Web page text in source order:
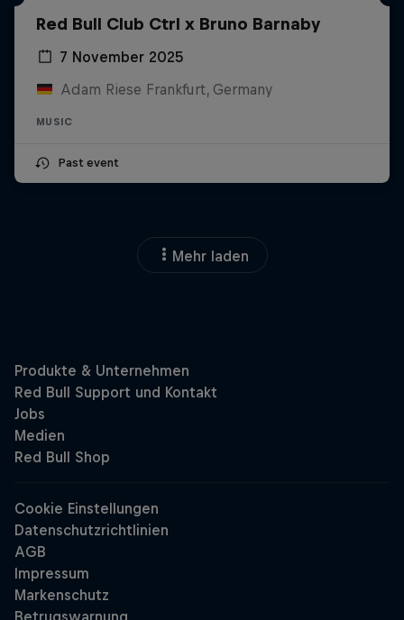
Red Bull Club Ctrl x Bruno Barnaby
7 November 2025
Adam Riese Frankfurt, Germany
MUSIC
Past event
Mehr laden